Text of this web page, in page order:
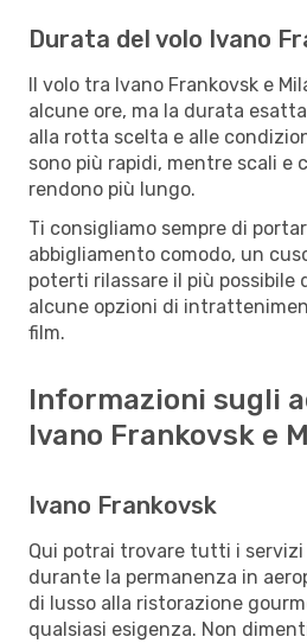
Durata del volo Ivano
Il volo tra Ivano Frankovsk e
alcune ore, ma la durata
alla rotta scelta e alle
sono più rapidi, mentre scali e
rendono più lungo.
Ti consigliamo sempre di
abbigliamento comodo, un
poterti rilassare il più possibile
alcune opzioni di
film.
Informazioni sugli
Ivano Frankovsk e
Ivano Frankovsk
Qui potrai trovare tutti i
durante la permanenza in
di lusso alla ristorazione
qualsiasi esigenza. Non